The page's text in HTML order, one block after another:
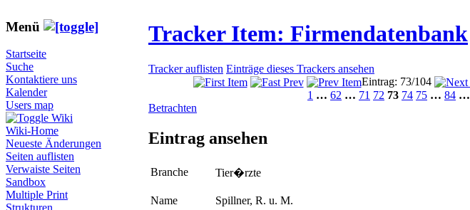
Menü
Startseite
Suche
Kontaktiere uns
Kalender
Users map
Wiki
Wiki-Home
Neueste Änderungen
Seiten auflisten
Verwaiste Seiten
Sandbox
Multiple Print
Tracker Item: Firmendatenbank
Tracker auflisten Einträge dieses Trackers ansehen
Eintrag: 73/104
1 … 62 … 71 72 73 74 75 … 84 …
Betrachten
Eintrag ansehen
Branche Tier�rzte
Name Spillner, R. u. M.